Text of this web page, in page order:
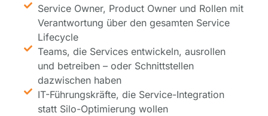
Service Owner, Product Owner und Rollen mit
Verantwortung über den gesamten Service
Lifecycle
Teams, die Services entwickeln, ausrollen
und betreiben – oder Schnittstellen
dazwischen haben
IT-Führungskräfte, die Service-Integration
statt Silo-Optimierung wollen